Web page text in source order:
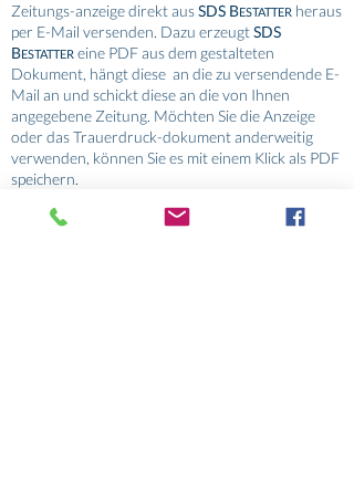
Zeitungs-anzeige direkt ausSDS BESTATTER heraus
per E-Mail versenden. Dazu erzeugtSDS
BESTATTER eine PDF aus dem gestalteten
Dokument, hängt diese an die zu versendende E-
Mail an und schickt diese an die von Ihnen
angegebene Zeitung. Möchten Sie die Anzeige
oder das Trauerdruck-dokument anderweitig
verwenden, können Sie es mit einem Klick als PDF
speichern.
Einfacher und flexibler geht es nicht.